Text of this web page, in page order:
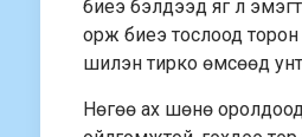
биеэ бэлдээд яг л
орж биеэ тослоод торон
шилэн тирко өмсөөд
Нөгөө ах шөнө оролдоод